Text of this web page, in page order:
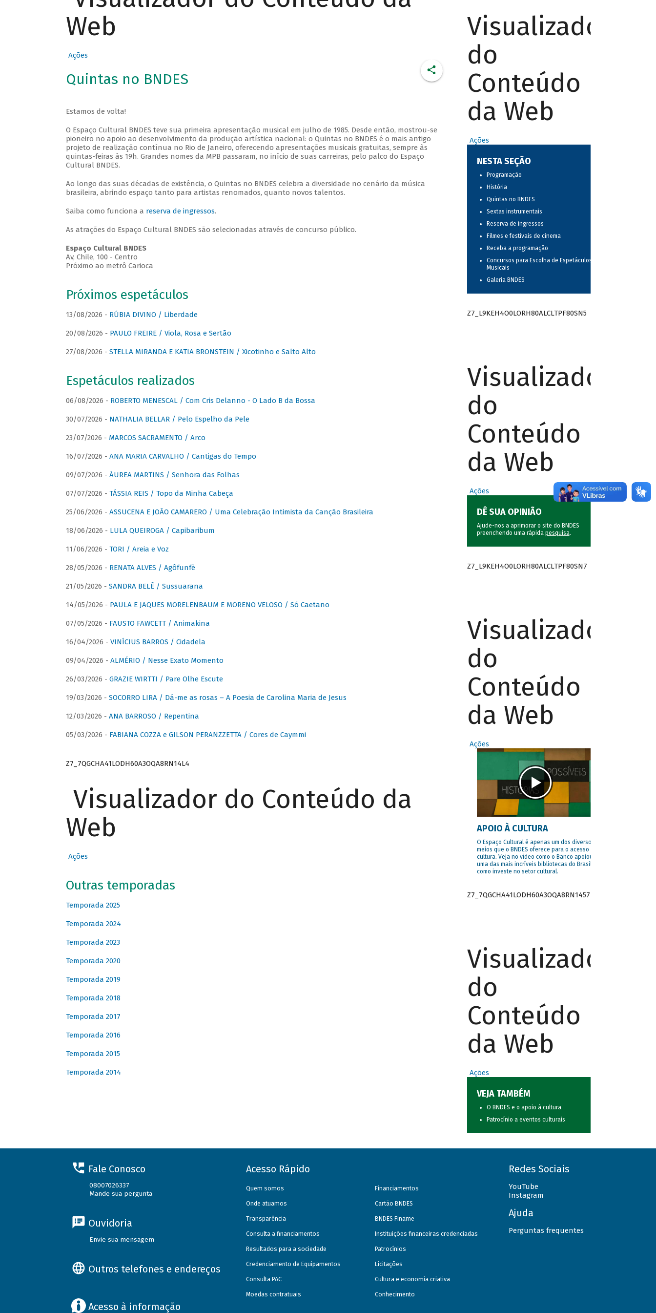
Web
Ações
Quintas no BNDES
Estamos de volta!
O Espaço Cultural BNDES teve sua primeira apresentação musical em julho de 1985. Desde então, mostrou-se
pioneiro no apoio ao desenvolvimento da produção artística nacional: o Quintas no BNDES é o mais antigo
projeto de realização contínua no Rio de Janeiro, oferecendo apresentações musicais gratuitas, sempre às
quintas-feiras às 19h. Grandes nomes da MPB passaram, no início de suas carreiras, pelo palco do Espaço
Cultural BNDES.
Ao longo das suas décadas de existência, o Quintas no BNDES celebra a diversidade no cenário da música
brasileira, abrindo espaço tanto para artistas renomados, quanto novos talentos.
Saiba como funciona a reserva de ingressos.
As atrações do Espaço Cultural BNDES são selecionadas através de concurso público.
Espaço Cultural BNDES
Av, Chile, 100 - Centro
Próximo ao metrô Carioca
Próximos espetáculos
13/08/2026 - RÚBIA DIVINO / Liberdade
20/08/2026 - PAULO FREIRE / Viola, Rosa e Sertão
27/08/2026 - STELLA MIRANDA E KATIA BRONSTEIN / Xicotinho e Salto Alto
Espetáculos realizados
06/08/2026 - ROBERTO MENESCAL / Com Cris Delanno - O Lado B da Bossa
30/07/2026 - NATHALIA BELLAR / Pelo Espelho da Pele
23/07/2026 - MARCOS SACRAMENTO / Arco
16/07/2026 - ANA MARIA CARVALHO / Cantigas do Tempo
09/07/2026 - ÁUREA MARTINS / Senhora das Folhas
07/07/2026 - TÁSSIA REIS / Topo da Minha Cabeça
25/06/2026 - ASSUCENA E JOÃO CAMARERO / Uma Celebração Intimista da Canção Brasileira
18/06/2026 - LULA QUEIROGA / Capibaribum
11/06/2026 - TORI / Areia e Voz
28/05/2026 - RENATA ALVES / Agôfunfè
21/05/2026 - SANDRA BELÊ / Sussuarana
14/05/2026 - PAULA E JAQUES MORELENBAUM E MORENO VELOSO / Só Caetano
07/05/2026 - FAUSTO FAWCETT / Animakina
16/04/2026 - VINÍCIUS BARROS / Cidadela
09/04/2026 - ALMÉRIO / Nesse Exato Momento
26/03/2026 - GRAZIE WIRTTI / Pare Olhe Escute
19/03/2026 - SOCORRO LIRA / Dá-me as rosas – A Poesia de Carolina Maria de Jesus
12/03/2026 - ANA BARROSO / Repentina
05/03/2026 - FABIANA COZZA e GILSON PERANZZETTA / Cores de Caymmi
Z7_7QGCHA41LODH60A3OQA8RN14L4
Visualizador do Conteúdo da
Web
Ações
Outras temporadas
Temporada 2025
Temporada 2024
Temporada 2023
Temporada 2020
Temporada 2019
Temporada 2018
Temporada 2017
Temporada 2016
Temporada 2015
Temporada 2014
Visualizador
do
Conteúdo
da Web
Ações
NESTA SEÇÃO
Programação
História
Quintas no BNDES
Sextas instrumentais
Reserva de ingressos
Filmes e festivais de cinema
Receba a programação
Concursos para Escolha de Espetáculos
Musicais
Galeria BNDES
Z7_L9KEH4O0LORH80ALCLTPF80SN5
Visualizador
do
Conteúdo
da Web
Ações
DÊ SUA OPINIÃO
Ajude-nos a aprimorar o site do BNDES
preenchendo uma rápida pesquisa.
Z7_L9KEH4O0LORH80ALCLTPF80SN7
Visualizador
do
Conteúdo
da Web
Ações
APOIO À CULTURA
O Espaço Cultural é apenas um dos diversos
meios que o BNDES oferece para o acesso à
cultura. Veja no vídeo como o Banco apoiou
uma das mais incríveis bibliotecas do Brasil e
como investe no setor cultural.
Z7_7QGCHA41LODH60A3OQA8RN1457
Visualizador
do
Conteúdo
da Web
Ações
VEJA TAMBÉM
O BNDES e o apoio à cultura
Patrocínio a eventos culturais
Fale Conosco
08007026337
Mande sua pergunta
Ouvidoria
Envie sua mensagem
Outros telefones e endereços
Acesso à informação
Acesso Rápido
Quem somos
Onde atuamos
Transparência
Consulta a financiamentos
Resultados para a sociedade
Credenciamento de Equipamentos
Consulta PAC
Moedas contratuais
Financiamentos
Cartão BNDES
BNDES Finame
Instituições financeiras credenciadas
Patrocínios
Licitações
Cultura e economia criativa
Conhecimento
Redes Sociais
YouTube
Instagram
Ajuda
Perguntas frequentes